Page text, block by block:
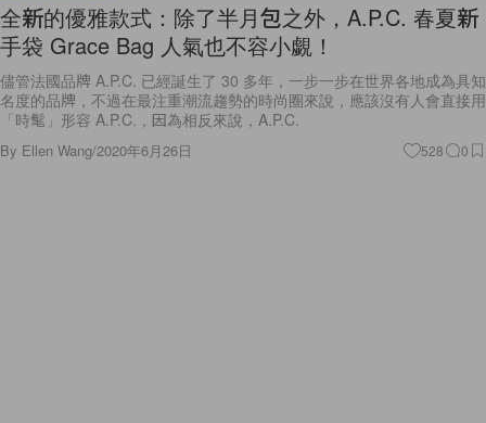
全新的優雅款式：除了半月包之外，A.P.C. 春夏新
手袋 Grace Bag 人氣也不容小覷！
儘管法國品牌 A.P.C. 已經誕生了 30 多年，一步一步在世界各地成為具知
名度的品牌，不過在最注重潮流趨勢的時尚圈來說，應該沒有人會直接用
「時髦」形容 A.P.C.，因為相反來說，A.P.C.
By Ellen Wang/2020年6月26日 528 0